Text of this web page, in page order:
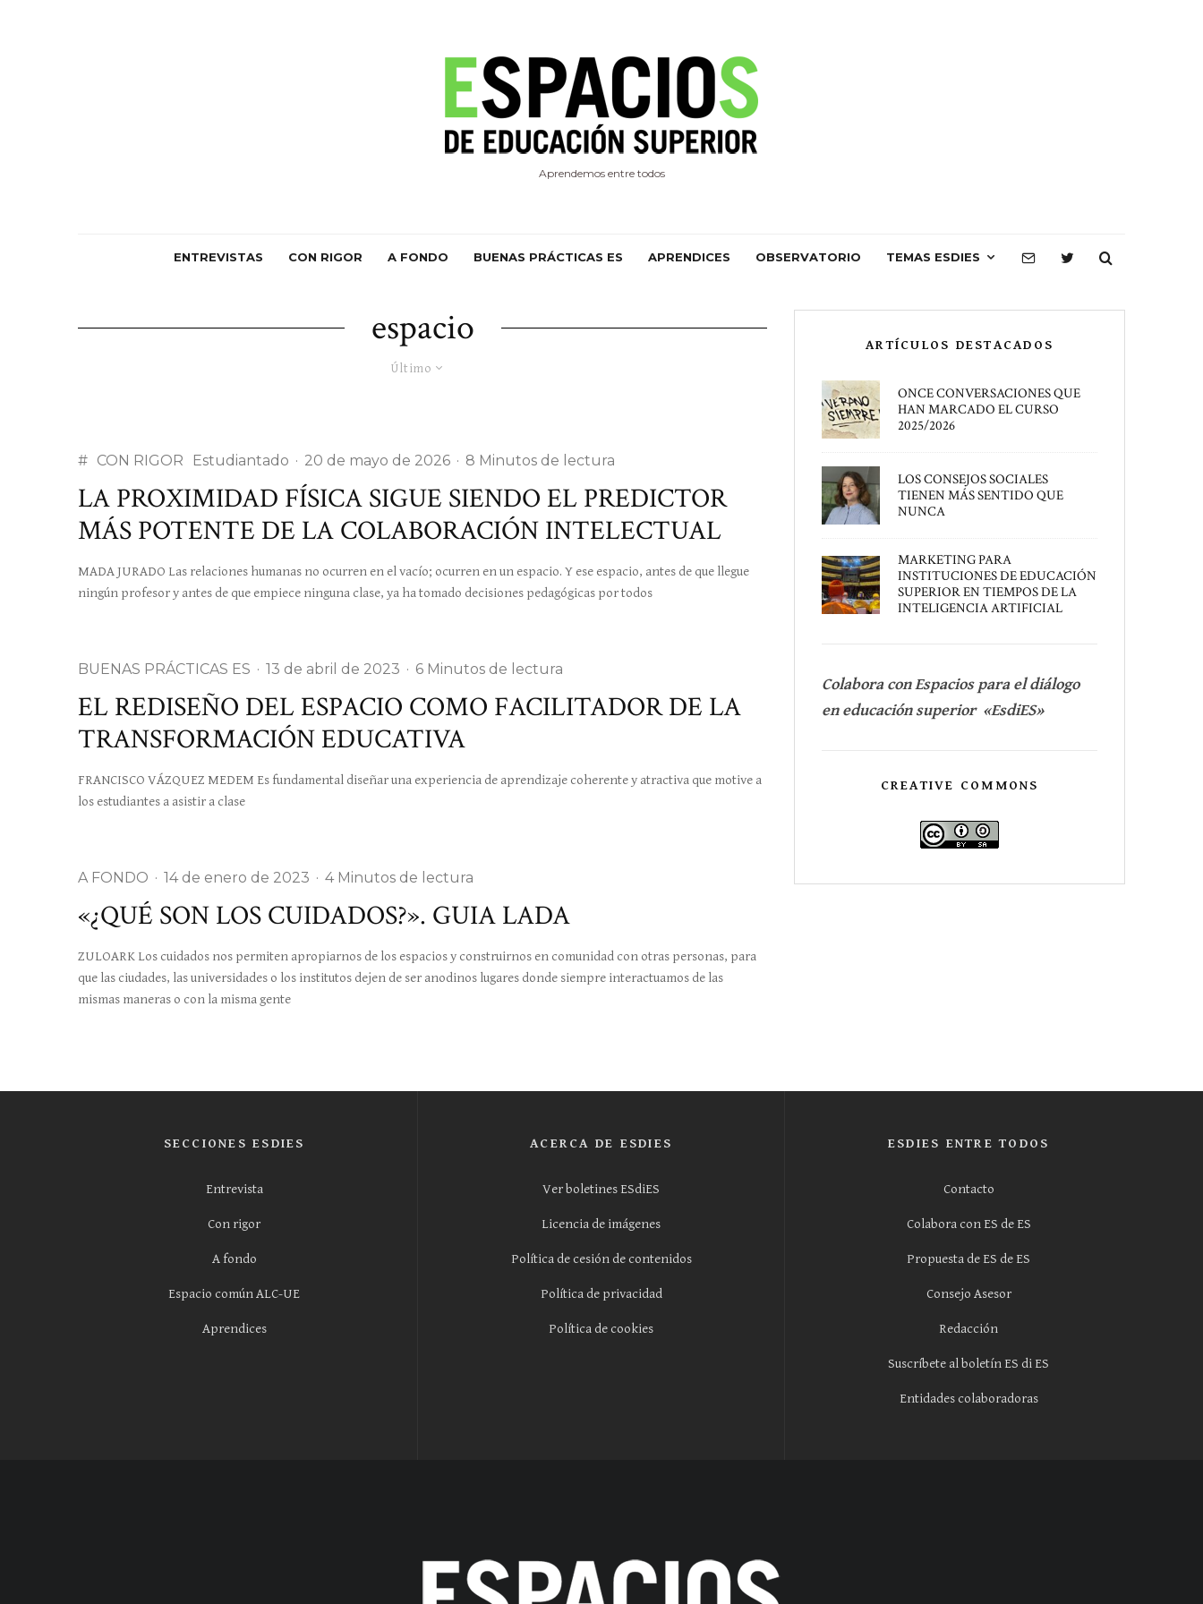
Aprendemos entre todos
ENTREVISTAS CON RIGOR A FONDO BUENAS PRÁCTICAS ES APRENDICES OBSERVATORIO TEMAS ESDIES
espacio
Último
# CON RIGOR Estudiantado · 20 de mayo de 2026 · 8 Minutos de lectura
LA PROXIMIDAD FÍSICA SIGUE SIENDO EL PREDICTOR
MÁS POTENTE DE LA COLABORACIÓN INTELECTUAL
MADA JURADO Las relaciones humanas no ocurren en el vacío; ocurren en un espacio. Y ese espacio, antes de que llegue
ningún profesor y antes de que empiece ninguna clase, ya ha tomado decisiones pedagógicas por todos
BUENAS PRÁCTICAS ES · 13 de abril de 2023 · 6 Minutos de lectura
EL REDISEÑO DEL ESPACIO COMO FACILITADOR DE LA
TRANSFORMACIÓN EDUCATIVA
FRANCISCO VÁZQUEZ MEDEM Es fundamental diseñar una experiencia de aprendizaje coherente y atractiva que motive a
los estudiantes a asistir a clase
A FONDO · 14 de enero de 2023 · 4 Minutos de lectura
«¿QUÉ SON LOS CUIDADOS?». GUIA LADA
ZULOARK Los cuidados nos permiten apropiarnos de los espacios y construirnos en comunidad con otras personas, para
que las ciudades, las universidades o los institutos dejen de ser anodinos lugares donde siempre interactuamos de las
mismas maneras o con la misma gente
ARTÍCULOS DESTACADOS
ONCE CONVERSACIONES QUE
HAN MARCADO EL CURSO
2025/2026
LOS CONSEJOS SOCIALES
TIENEN MÁS SENTIDO QUE
NUNCA
MARKETING PARA
INSTITUCIONES DE EDUCACIÓN
SUPERIOR EN TIEMPOS DE LA
INTELIGENCIA ARTIFICIAL
Colabora con Espacios para el diálogo
en educación superior «EsdiES»
CREATIVE COMMONS
SECCIONES ESDIES
Entrevista
Con rigor
A fondo
Espacio común ALC-UE
Aprendices
ACERCA DE ESDIES
Ver boletines ESdiES
Licencia de imágenes
Política de cesión de contenidos
Política de privacidad
Política de cookies
ESDIES ENTRE TODOS
Contacto
Colabora con ES de ES
Propuesta de ES de ES
Consejo Asesor
Redacción
Suscríbete al boletín ES di ES
Entidades colaboradoras